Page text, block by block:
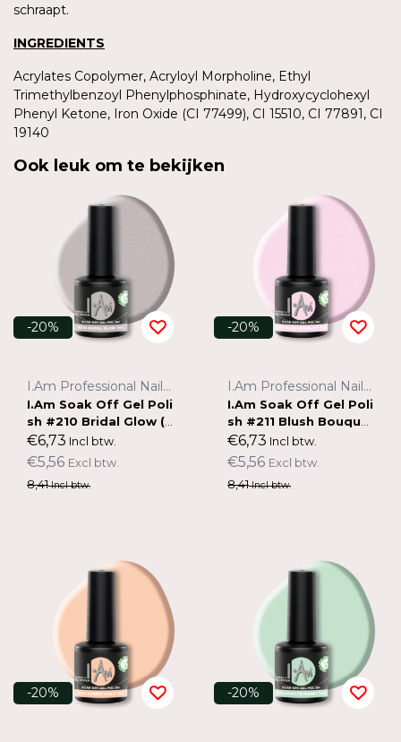
schraapt.
INGREDIENTS
Acrylates Copolymer, Acryloyl Morpholine, Ethyl
Trimethylbenzoyl Phenylphosphinate, Hydroxycyclohexyl
Phenyl Ketone, Iron Oxide (CI 77499), CI 15510, CI 77891, CI
19140
Ook leuk om te bekijken
-20%
I.Am Professional Nail Systems
I.Am Soak Off Gel Poli
sh #210 Bridal Glow (7
ml)
€6,73 Incl btw.
€5,56 Excl btw.
8,41Incl btw.
-20%
I.Am Professional Nail Systems
I.Am Soak Off Gel Poli
sh #211 Blush Bouque
t (7ml)
€6,73 Incl btw.
€5,56 Excl btw.
8,41Incl btw.
-20% -20%